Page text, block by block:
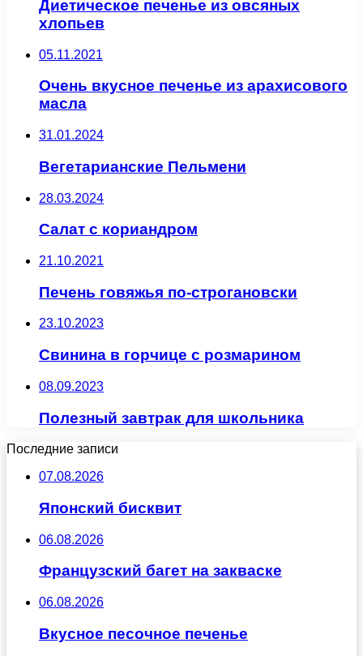
Диетическое печенье из овсяных
хлопьев
05.11.2021
Очень вкусное печенье из арахисового
масла
31.01.2024
Вегетарианские Пельмени
28.03.2024
Салат с кориандром
21.10.2021
Печень говяжья по-строгановски
23.10.2023
Свинина в горчице с розмарином
08.09.2023
Полезный завтрак для школьника
Последние записи
07.08.2026
Японский бисквит
06.08.2026
Французский багет на закваске
06.08.2026
Вкусное песочное печенье